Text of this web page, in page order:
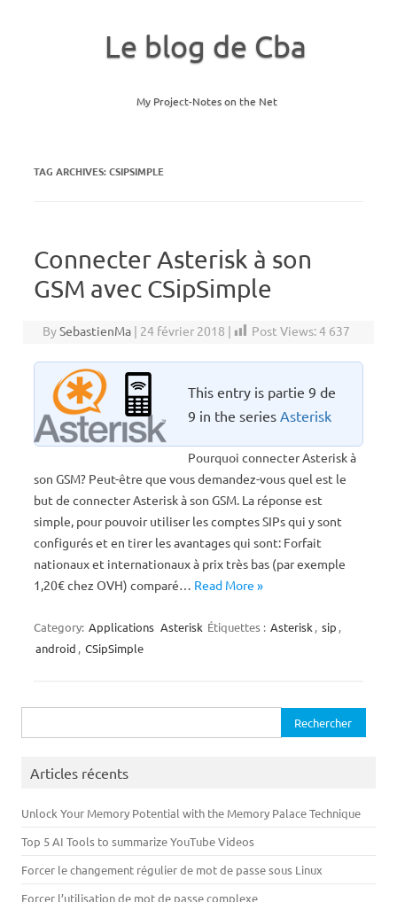
Le blog de Cba
My Project-Notes on the Net
TAG ARCHIVES:CSIPSIMPLE
Connecter Asterisk à son
GSM avec CSipSimple
BySebastienMa | 24 février 2018 | Post Views:4 637
This entry is partie 9 de
9 in the series Asterisk
Pourquoi connecter Asterisk à
son GSM? Peut-être que vous demandez-vous quel est le
but de connecter Asterisk à son GSM. La réponse est
simple, pour pouvoir utiliser les comptes SIPs qui y sont
configurés et en tirer les avantages qui sont: Forfait
nationaux et internationaux à prix très bas (par exemple
1,20€ chez OVH) comparé… Read More »
Category: Applications Asterisk Étiquettes : Asterisk , sip ,
android , CSipSimple
Articles récents
Unlock Your Memory Potential with the Memory Palace Technique
Top 5 AI Tools to summarize YouTube Videos
Forcer le changement régulier de mot de passe sous Linux
Forcer l’utilisation de mot de passe complexe